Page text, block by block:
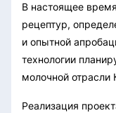
В настоящее
рецептур,
и опытной
технологии
молочной отрасли
Реализация